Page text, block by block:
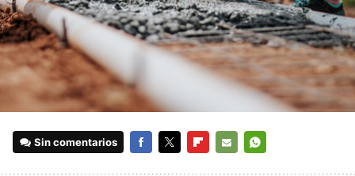
Sin comentarios